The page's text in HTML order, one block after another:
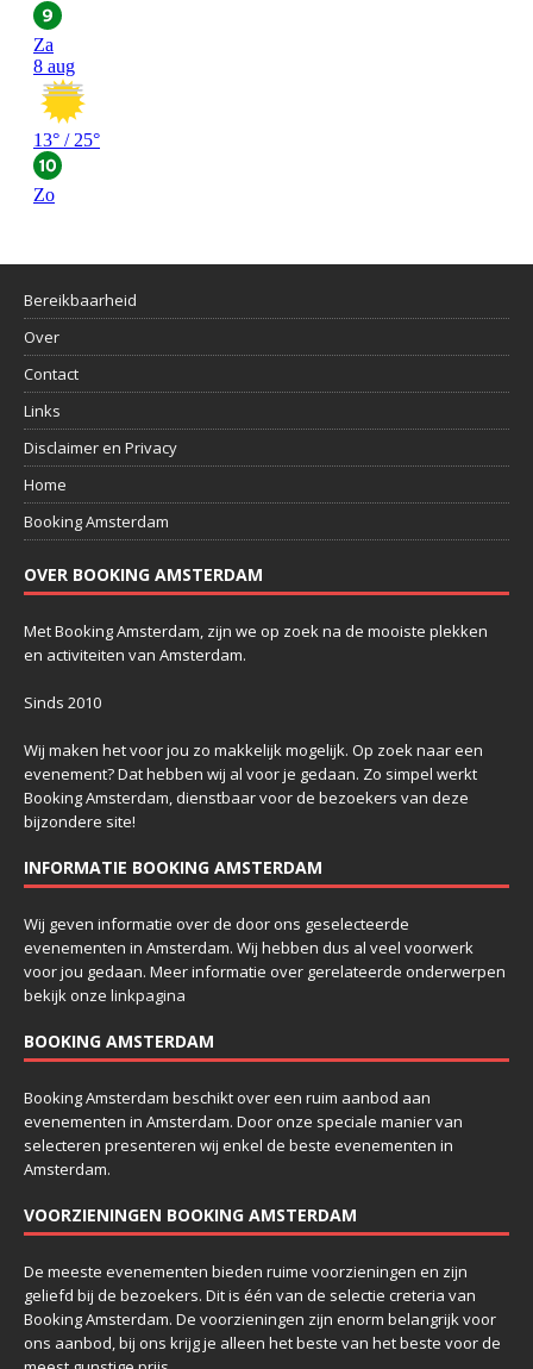
Bereikbaarheid
Over
Contact
Links
Disclaimer en Privacy
Home
Booking Amsterdam
OVER BOOKING AMSTERDAM
Met Booking Amsterdam, zijn we op zoek na de mooiste plekken
en activiteiten van Amsterdam.
Sinds 2010
Wij maken het voor jou zo makkelijk mogelijk. Op zoek naar een
evenement? Dat hebben wij al voor je gedaan. Zo simpel werkt
Booking Amsterdam, dienstbaar voor de bezoekers van deze
bijzondere site!
INFORMATIE BOOKING AMSTERDAM
Wij geven informatie over de door ons geselecteerde
evenementen in Amsterdam. Wij hebben dus al veel voorwerk
voor jou gedaan. Meer informatie over gerelateerde onderwerpen
bekijk onze linkpagina
BOOKING AMSTERDAM
Booking Amsterdam beschikt over een ruim aanbod aan
evenementen in Amsterdam. Door onze speciale manier van
selecteren presenteren wij enkel de beste evenementen in
Amsterdam.
VOORZIENINGEN BOOKING AMSTERDAM
De meeste evenementen bieden ruime voorzieningen en zijn
geliefd bij de bezoekers. Dit is één van de selectie creteria van
Booking Amsterdam. De voorzieningen zijn enorm belangrijk voor
ons aanbod, bij ons krijg je alleen het beste van het beste voor de